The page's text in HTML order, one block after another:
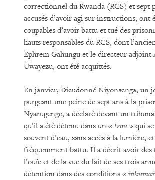
correctionnel du Rwanda (RCS) et sept
accusés d’avoir agi sur instructions, ont
coupables d’avoir battu et tué des
hauts responsables du RCS, dont
Ephrem Gahungu et le directeur adjoint
Uwayezu, ont été acquittés.
En janvier, Dieudonné Niyonsenga, un
purgeant une peine de sept ans à la
Nyarugenge, a déclaré devant un
qu’il a été détenu dans un « trou » qui
souvent d’eau, sans accès à la lumière,
fréquemment battu. Il a décrit avoir des
l’ouïe et de la vue du fait de ses trois
détention dans des conditions «